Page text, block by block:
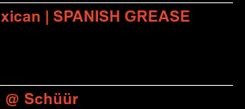
| SPANISH GREASE
Schüür